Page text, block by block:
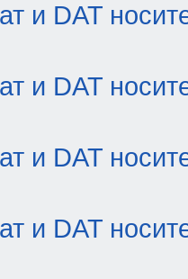
и DAT
и DAT
и DAT
и DAT